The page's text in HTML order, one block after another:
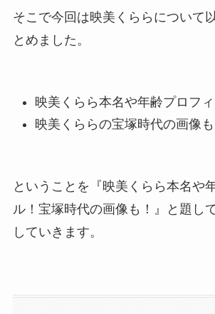
そこで今回は映美くららについて
とめました。
映美くらら本名や年齢プロフィ
映美くららの宝塚時代の画像も
ということを『映美くらら本名や
ル！宝塚時代の画像も！』と題し
していきます。